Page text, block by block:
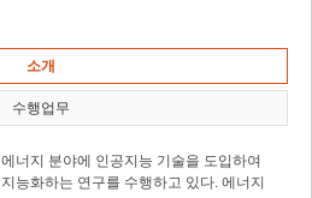
소개
수행업무
에너지 분야에 인공지능 기술을 도입하여
지능화하는 연구를 수행하고 있다. 에너지